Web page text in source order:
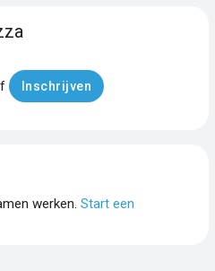
Inschrijven
werken. Start een